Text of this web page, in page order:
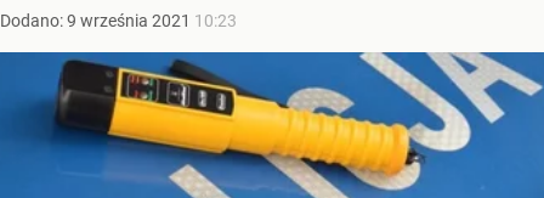
Dodano:9 września 2021 10:23